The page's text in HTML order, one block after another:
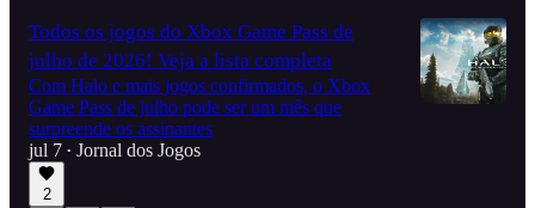
Todos os jogos do Xbox Game Pass de
julho de 2026! Veja a lista completa
Com Halo e mais jogos confirmados, o Xbox
Game Pass de julho pode ser um mês que
surpreende os assinantes
jul 7 • Jornal dos Jogos
2